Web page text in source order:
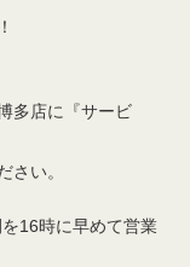
多店に『サービ
さい。
16時に早めて営業